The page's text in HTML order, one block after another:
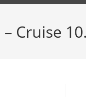
Cruise